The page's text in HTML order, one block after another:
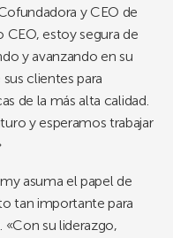
y CEO de
estoy segura de
y avanzando en su
clientes para
de la más alta calidad.
y esperamos trabajar
asuma el papel de
tan importante para
«Con su liderazgo,